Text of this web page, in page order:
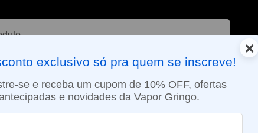
DE ERVAS E-LIQUÍDOS NICOTINA ORAL
EM SÃO PAULO (SEG A SEX): PEDIDOS APROVADOS ATÉ 15:30 VIA
×
exclusivo só pra quem se inscreve!
se e receba um cupom de 10% OFF, ofertas
e novidades da Vapor Gringo.